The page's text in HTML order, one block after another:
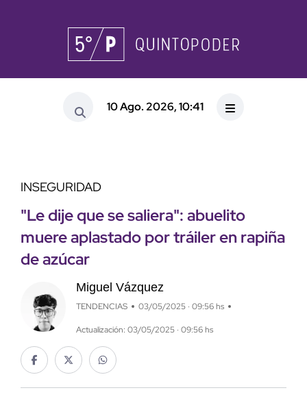
10 Ago. 2026, 10:41
INSEGURIDAD
"Le dije que se saliera": abuelito
muere aplastado por tráiler en rapiña
de azúcar
Miguel Vázquez
TENDENCIAS 03/05/2025 · 09:56 hs
Actualización: 03/05/2025 · 09:56 hs